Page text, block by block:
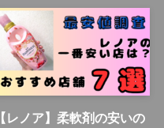
【レノア】柔軟剤の安いの